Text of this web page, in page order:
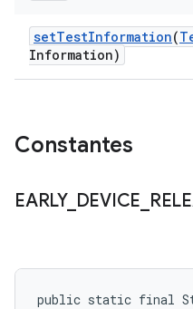
setTestInformation(
Information)
Constantes
EARLY_ DEVICE
public static final String